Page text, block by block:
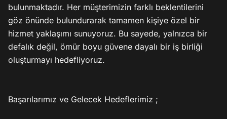
bulunmaktadır. Her müşterimizin farklı beklentilerini
göz önünde bulundurarak tamamen kişiye özel bir
hizmet yaklaşımı sunuyoruz. Bu sayede, yalnızca bir
defalık değil, ömür boyu güvene dayalı bir iş birliği
oluşturmayı hedefliyoruz.
Başarılarımız ve Gelecek Hedeflerimiz ;